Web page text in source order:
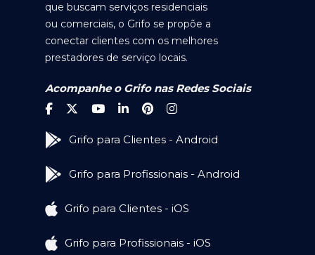
que buscam serviços residenciais
ou comerciais, o Grifo se propõe a
conectar clientes com os melhores
prestadores de serviço locais.
Acompanhe o Grifo nas Redes Sociais
Grifo para Clientes - Android
Grifo para Profissionais - Android
Grifo para Clientes - iOS
Grifo para Profissionais - iOS